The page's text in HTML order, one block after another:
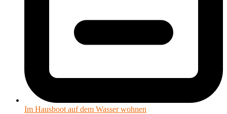
Im Hausboot auf dem Wasser wohnen